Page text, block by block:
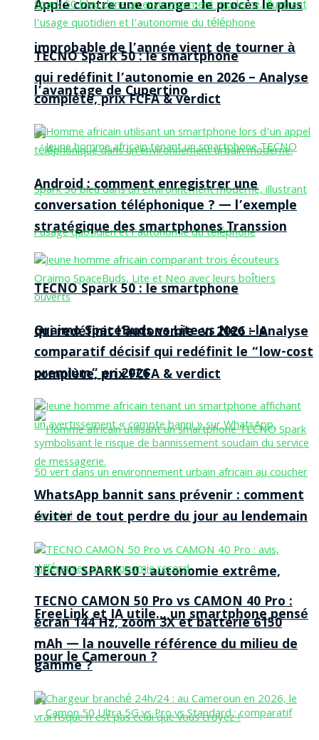
Apple contre une orange : le procès le plus
improbable de l’année vient de tourner à
l’avantage de Cupertino
TECNO Spark 50 : le smartphone
qui redéfinit l’autonomie en 2026 – Analyse
complète, prix FCFA & verdict
TECNO SPARK 50 : autonomie extrême,
FreeLink et IA utile… un smartphone pensé
pour le Cameroun ?
TECNO Spark 50 : le smartphone
qui redéfinit l’autonomie en 2026 – Analyse
complète, prix FCFA & verdict
Android : comment enregistrer une
conversation téléphonique ? — l’exemple
stratégique des smartphones Transsion
Oraimo SpaceBuds vs Lite vs Neo : le
comparatif décisif qui redéfinit le “low-cost
premium” en 2026
WhatsApp bannit sans prévenir : comment
éviter de tout perdre du jour au lendemain
TECNO CAMON 50 Pro vs CAMON 40 Pro :
écran 144 Hz, zoom 3X et batterie 6150
mAh — la nouvelle référence du milieu de
gamme ?